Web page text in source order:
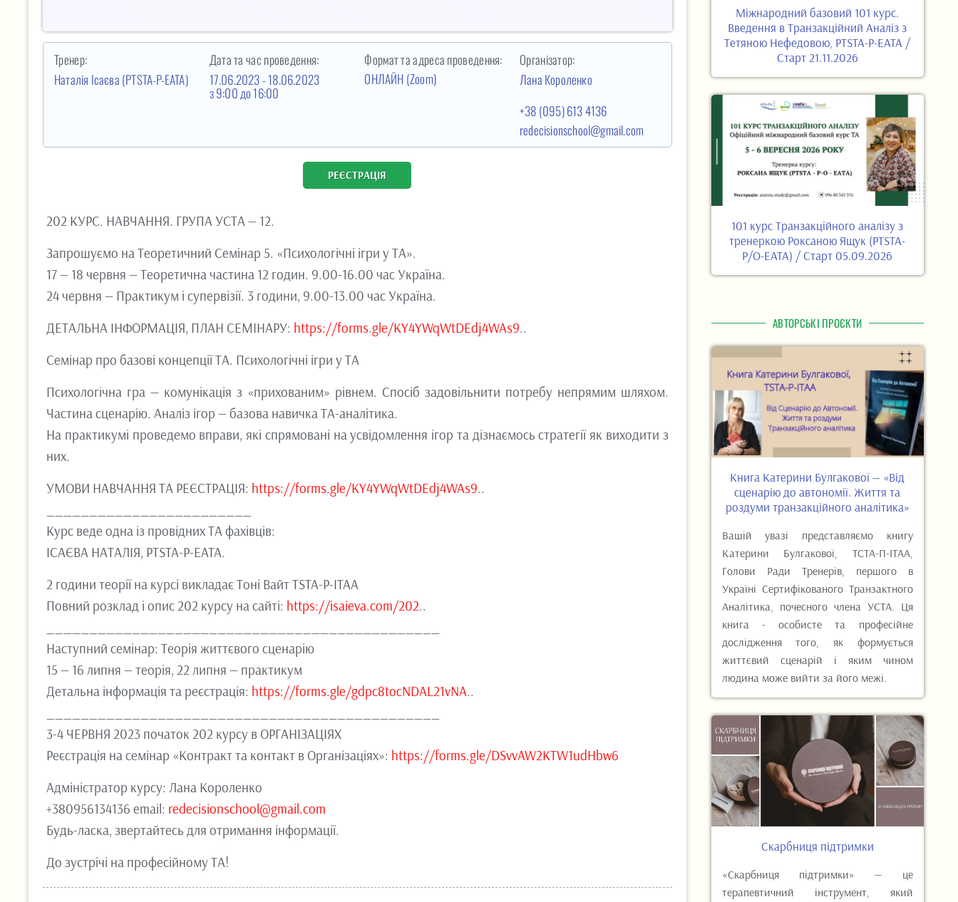
Тренер:
Наталія Ісаєва (PTSTA-P-EATA)
Дата та час проведення:
17.06.2023 - 18.06.2023
з 9:00до 16:00
Формат та адреса проведення:
ОНЛАЙН (Zoom)
Організатор:
Лана Короленко
+38 (095) 613 4136
redecisionschool@gmail.com
РЕЄСТРАЦІЯ
202 КУРС. НАВЧАННЯ. ГРУПА УСТА — 12.
Запрошуємо на Теоретичний Семінар 5. «Психологічні ігри у ТА».
17 — 18 червня — Теоретична частина 12 годин. 9.00-16.00 час Україна.
24 червня — Практикум і супервізії. 3 години, 9.00-13.00 час Україна.
ДЕТАЛЬНА ІНФОРМАЦІЯ, ПЛАН СЕМІНАРУ: https://forms.gle/KY4YWqWtDEdj4WAs9..
Семінар про базові концепції ТА. Психологічні ігри у ТА
Психологічна гра — комунікація з «прихованим» рівнем. Спосіб задовільнити потребу непрямим шляхом.
Частина сценарію. Аналіз ігор — базова навичка ТА-аналітика.
На практикумі проведемо вправи, які спрямовані на усвідомлення ігор та дізнаємось стратегії як виходити з
них.
УМОВИ НАВЧАННЯ ТА РЕЄСТРАЦІЯ: https://forms.gle/KY4YWqWtDEdj4WAs9..
Курс веде одна із провідних ТА фахівців:
ІСАЄВА НАТАЛІЯ, PTSTA-P-EATA.
2 години теорії на курсі викладає Тоні Вайт TSTA-P-ITAA
Повний розклад і опис 202 курсу на сайті: https://isaieva.com/202..
Наступний семінар: Теорія життєвого сценарію
15 — 16 липня — теорія, 22 липня — практикум
Детальна інформація та реєстрація: https://forms.gle/gdpc8tocNDAL21vNA..
3-4 ЧЕРВНЯ 2023 початок 202 курсу в ОРГАНІЗАЦІЯХ
Реєстрація на семінар «Контракт та контакт в Організаціях»: https://forms.gle/DSvvAW2KTW1udHbw6
Адміністратор курсу: Лана Короленко
+380956134136 email: redecisionschool@gmail.com
Будь-ласка, звертайтесь для отримання інформації.
До зустрічі на професійному ТА!
Міжнародний базовий 101 курс.
Введення в Транзакційний Аналіз з
Тетяною Нефедовою, PTSTA-P-EATA /
Старт 21.11.2026
101 курс Транзакційного аналізу з
тренеркою Роксаною Ящук (PTSTA-
P/O-EATA) / Старт 05.09.2026
АВТОРСЬКІ ПРОЄКТИ
Книга Катерини Булгакової — «Від
сценарію до автономії. Життя та
роздуми транзакційного аналітика»
Вашій увазі представляємо книгу
Катерини Булгакової, ТСТА-П-ІТАА,
Голови Ради Тренерів, першого в
Україні Сертифікованого Транзактного
Аналітика, почесного члена УСТА. Ця
книга - особисте та професійне
дослідження того, як формується
життєвий сценарій і яким чином
людина може вийти за його межі.
Скарбниця підтримки
«Скарбниця підтримки» — це
терапевтичний інструмент, який